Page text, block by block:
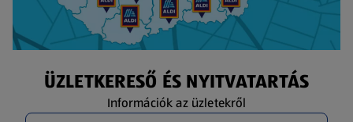
ÜZLETKERESŐ ÉS NYITVATARTÁS
Információk az üzletekről